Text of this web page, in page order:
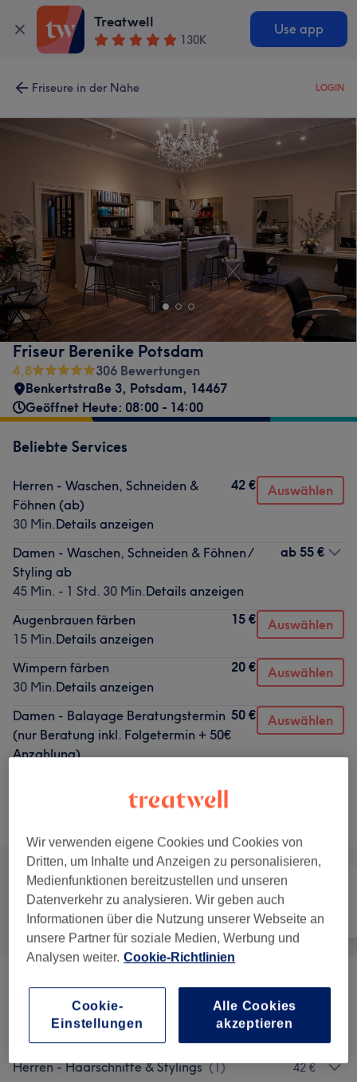
Treatwell
130K
Use app
Friseure in der Nähe LOGIN
Friseur Berenike Potsdam
4,8
306 Bewertungen
Benkertstraße 3, Potsdam, 14467
Geöffnet Heute: 08:00 - 14:00
Beliebte Services
Herren - Waschen, Schneiden &
Föhnen (ab)
30 Min.Details anzeigen
42 € Auswählen
Damen - Waschen, Schneiden & Föhnen /
Styling ab
45 Min. - 1 Std. 30 Min.Details anzeigen
ab 55 €
Augenbrauen färben
15 Min.Details anzeigen
15 € Auswählen
Wimpern färben
30 Min.Details anzeigen
20 € Auswählen
Damen - Balayage Beratungstermin
(nur Beratung inkl. Folgetermin + 50€
Anzahlung)
50 € Auswählen
Alle Friseur Gesicht
Damen - Haarschnitte & Stylings (1) ab 55 €
Damen - Coloration & Föhnen
Herren - Haarschnitte & Stylings (1) 42 €
Wir verwenden eigene Cookies und Cookies von
Dritten, um Inhalte und Anzeigen zu personalisieren,
Medienfunktionen bereitzustellen und unseren
Datenverkehr zu analysieren. Wir geben auch
Informationen über die Nutzung unserer Webseite an
unsere Partner für soziale Medien, Werbung und
Analysen weiter. Cookie-Richtlinien
Cookie-
Einstellungen
Alle Cookies
akzeptieren